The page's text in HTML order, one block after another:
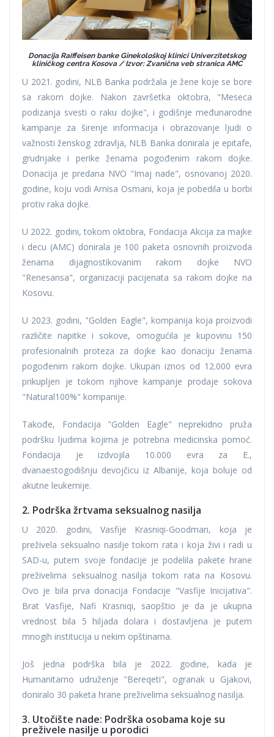
Donacija Raiffeisen banke Ginekološkoj klinici Univerzitetskog
kliničkog centra Kosova / Izvor: Zvanična veb stranica AMC
U 2021. godini, NLB Banka podržala je žene koje se bore
sa rakom dojke. Nakon završetka oktobra, "Meseca
podizanja svesti o raku dojke", i godišnje međunarodne
kampanje za širenje informacija i obrazovanje ljudi o
važnosti ženskog zdravlja, NLB Banka donirala je epitafe,
grudnjake i perike ženama pogođenim rakom dojke.
Donacija je predana NVO "Imaj nade", osnovanoj 2020.
godine, koju vodi Arnisa Osmani, koja je pobedila u borbi
protiv raka dojke.
U 2022. godini, tokom oktobra, Fondacija Akcija za majke
i decu (AMC) donirala je 100 paketa osnovnih proizvoda
ženama dijagnostikovanim rakom dojke NVO
"Renesansa", organizaciji pacijenata sa rakom dojke na
Kosovu.
U 2023. godini, "Golden Eagle", kompanija koja proizvodi
različite napitke i sokove, omogućila je kupovinu 150
profesionalnih proteza za dojke kao donaciju ženama
pogođenim rakom dojke. Ukupan iznos od 12.000 evra
prikupljen je tokom njihove kampanje prodaje sokova
"Natural100%" kompanije.
Takođe, Fondacija "Golden Eagle" neprekidno pruža
podršku ljudima kojima je potrebna medicinska pomoć.
Fondacija je izdvojila 10.000 evra za E.,
dvanaestogodišnju devojčicu iz Albanije, koja boluje od
akutne leukemije.
2. Podrška žrtvama seksualnog nasilja
U 2020. godini, Vasfije Krasniqi-Goodman, koja je
preživela seksualno nasilje tokom rata i koja živi i radi u
SAD-u, putem svoje fondacije je podelila pakete hrane
preživelima seksualnog nasilja tokom rata na Kosovu.
Ovo je bila prva donacija Fondacije "Vasfije Inicijativa".
Brat Vasfije, Nafi Krasniqi, saopštio je da je ukupna
vrednost bila 5 hiljada dolara i dostavljena je putem
mnogih institucija u nekim opštinama.
Još jedna podrška bila je 2022. godine, kada je
Humanitarno udruženje "Bereqeti", ogranak u Gjakovi,
doniralo 30 paketa hrane preživelima seksualnog nasilja.
3. Utočište nade: Podrška osobama koje su
preživele nasilje u porodici